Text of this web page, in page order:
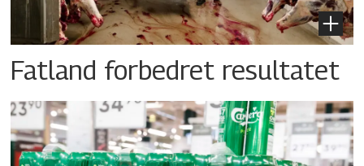
Fatland forbedret resultatet